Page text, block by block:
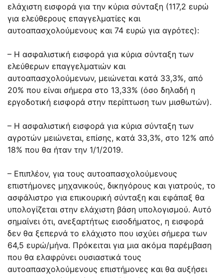
ελάχιστη εισφορά για την κύρια σύνταξη (117,2 ευρώ
για ελεύθερους επαγγελματίες και
αυτοαπασχολούμενους και 74 ευρώ για αγρότες):
– Η ασφαλιστική εισφορά για κύρια σύνταξη των
ελεύθερων επαγγελματιών και
αυτοαπασχολούμενων, μειώνεται κατά 33,3%, από
20% που είναι σήμερα στο 13,33% (όσο δηλαδή η
εργοδοτική εισφορά στην περίπτωση των μισθωτών).
– Η ασφαλιστική εισφορά για κύρια σύνταξη των
αγροτών μειώνεται, επίσης, κατά 33,3%, στο 12% από
18% που θα ήταν την 1/1/2019.
– Επιπλέον, για τους αυτοαπασχολούμενους
επιστήμονες μηχανικούς, δικηγόρους και γιατρούς, το
ασφάλιστρο για επικουρική σύνταξη και εφάπαξ θα
υπολογίζεται στην ελάχιστη βάση υπολογισμού. Αυτό
σημαίνει ότι, ανεξαρτήτως εισοδήματος, η εισφορά
δεν θα ξεπερνά το ελάχιστο που ισχύει σήμερα των
64,5 ευρώ/μήνα. Πρόκειται για μια ακόμα παρέμβαση
που θα ελαφρύνει ουσιαστικά τους
αυτοαπασχολούμενους επιστήμονες και θα αυξήσει